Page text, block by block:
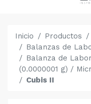
Inicio Productos
Balanzas de
Balanza de
(0.0000001 g) /
Cubis II